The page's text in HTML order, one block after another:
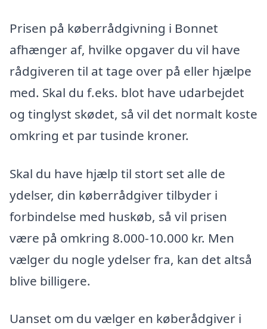
Prisen på køberrådgivning i Bonnet
afhænger af, hvilke opgaver du vil have
rådgiveren til at tage over på eller hjælpe
med. Skal du f.eks. blot have udarbejdet
og tinglyst skødet, så vil det normalt koste
omkring et par tusinde kroner.
Skal du have hjælp til stort set alle de
ydelser, din køberrådgiver tilbyder i
forbindelse med huskøb, så vil prisen
være på omkring 8.000-10.000 kr. Men
vælger du nogle ydelser fra, kan det altså
blive billigere.
Uanset om du vælger en køberådgiver i